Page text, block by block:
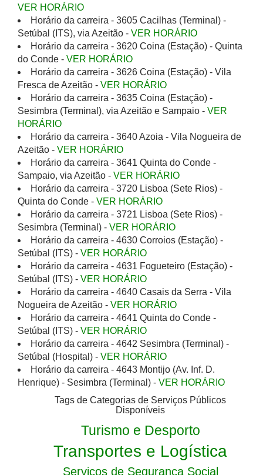
VER HORÁRIO
Horário da carreira - 3605 Cacilhas (Terminal) -
Setúbal (ITS), via Azeitão - VER HORÁRIO
Horário da carreira - 3620 Coina (Estação) - Quinta
do Conde - VER HORÁRIO
Horário da carreira - 3626 Coina (Estação) - Vila
Fresca de Azeitão - VER HORÁRIO
Horário da carreira - 3635 Coina (Estação) -
Sesimbra (Terminal), via Azeitão e Sampaio - VER
HORÁRIO
Horário da carreira - 3640 Azoia - Vila Nogueira de
Azeitão - VER HORÁRIO
Horário da carreira - 3641 Quinta do Conde -
Sampaio, via Azeitão - VER HORÁRIO
Horário da carreira - 3720 Lisboa (Sete Rios) -
Quinta do Conde - VER HORÁRIO
Horário da carreira - 3721 Lisboa (Sete Rios) -
Sesimbra (Terminal) - VER HORÁRIO
Horário da carreira - 4630 Corroios (Estação) -
Setúbal (ITS) - VER HORÁRIO
Horário da carreira - 4631 Fogueteiro (Estação) -
Setúbal (ITS) - VER HORÁRIO
Horário da carreira - 4640 Casais da Serra - Vila
Nogueira de Azeitão - VER HORÁRIO
Horário da carreira - 4641 Quinta do Conde -
Setúbal (ITS) - VER HORÁRIO
Horário da carreira - 4642 Sesimbra (Terminal) -
Setúbal (Hospital) - VER HORÁRIO
Horário da carreira - 4643 Montijo (Av. Inf. D.
Henrique) - Sesimbra (Terminal) - VER HORÁRIO
Tags de Categorias de Serviços Públicos
Disponíveis
Turismo e Desporto
Transportes e Logística
Serviços de Segurança Social